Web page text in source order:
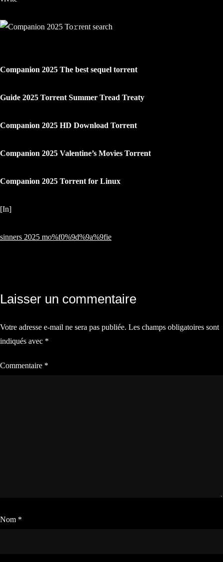
Companion 2025 The best sequel torrent
Guide 2025 Torrent Summer Tread Treaty
Companion 2025 HD Download Torrent
Companion 2025 Valentine’s Movies Torrent
Companion 2025 Torrent for Linux
[In]
sinners 2025 mo%f0%9d%9a%9fie
l’article
Laisser un commentaire
Votre adresse e-mail ne sera pas publiée. Les champs obligatoires sont
indiqués avec *
Commentaire *
Nom *